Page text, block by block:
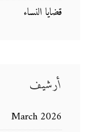
قضايا النساء
أرشيف
March 2026